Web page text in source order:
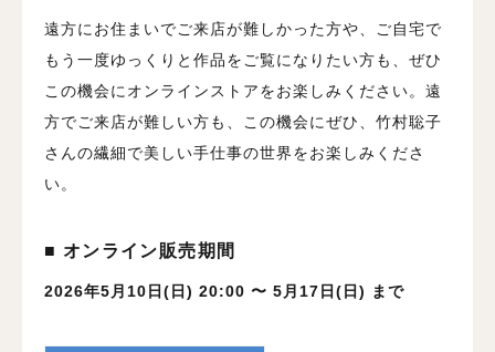
遠方にお住まいでご来店が難しかった方や、ご自宅で
もう一度ゆっくりと作品をご覧になりたい方も、ぜひ
この機会にオンラインストアをお楽しみください。遠
方でご来店が難しい方も、この機会にぜひ、竹村聡子
さんの繊細で美しい手仕事の世界をお楽しみくださ
い。
■ オンライン販売期間
2026年5月10日(日) 20:00 〜 5月17日(日) まで